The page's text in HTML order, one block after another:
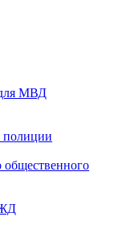
МВД
полиции
общественного